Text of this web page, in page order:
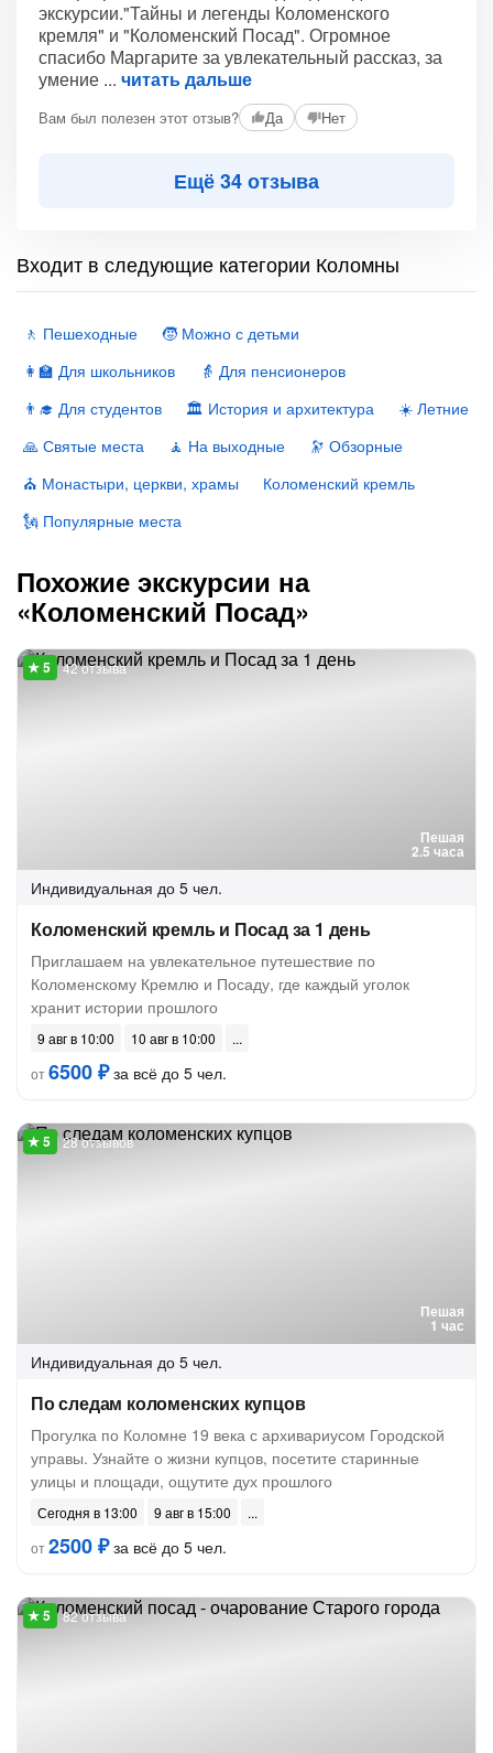
экскурсии."Тайны и легенды Коломенского
кремля" и "Коломенский Посад". Огромное
спасибо Маргарите за увлекательный рассказ, за
умение
читать дальше
Вам был полезен этот отзыв? Да Нет
Ещё 34 отзыва
Входит в следующие категории Коломны
🚶 Пешеходные
🧒 Можно с детьми
👩‍🏫 Для школьников
👵 Для пенсионеров
👨‍🎓 Для студентов
🏛 История и архитектура
☀️ Летние
🙏 Святые места
🧘 На выходные
🔭 Обзорные
⛪️ Монастыри, церкви, храмы
Коломенский кремль
🗽 Популярные места
Похожие экскурсии на
«Коломенский Посад»
Пешая
2.5 часа
42 отзыва
Индивидуальная до 5 чел.
Коломенский кремль и Посад за 1 день
Приглашаем на увлекательное путешествие по
Коломенскому Кремлю и Посаду, где каждый уголок
хранит истории прошлого
9 авг в 10:00
10 авг в 10:00
от6500 ₽за всё до 5 чел.
Пешая
1 час
28 отзывов
Индивидуальная до 5 чел.
По следам коломенских купцов
Прогулка по Коломне 19 века с архивариусом Городской
управы. Узнайте о жизни купцов, посетите старинные
улицы и площади, ощутите дух прошлого
Сегодня в 13:00
9 авг в 15:00
от2500 ₽за всё до 5 чел.
82 отзыва